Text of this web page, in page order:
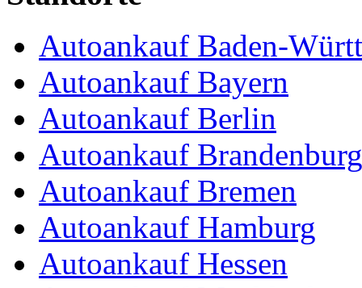
Autoankauf Baden-
Autoankauf Bayern
Autoankauf Berlin
Autoankauf Brandenburg
Autoankauf Bremen
Autoankauf Hamburg
Autoankauf Hessen